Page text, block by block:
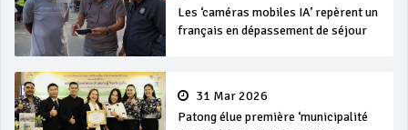
Les ‘caméras mobiles IA’ repèrent un
français en dépassement de séjour
31 Mar 2026
Patong élue première ‘municipalité